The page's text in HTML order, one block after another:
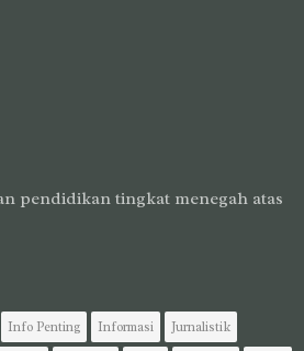
pendidikan tingkat menegah atas
Info Penting Informasi
Jurnalistik